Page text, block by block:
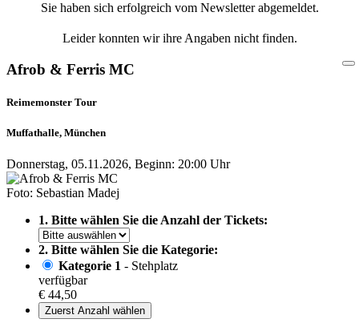
Sie haben sich erfolgreich vom Newsletter abgemeldet.
Leider konnten wir ihre Angaben nicht finden.
Afrob & Ferris MC
Reimemonster Tour
Muffathalle, München
Donnerstag, 05.11.2026, Beginn: 20:00 Uhr
Foto: Sebastian Madej
1. Bitte wählen Sie die Anzahl der Tickets:
2. Bitte wählen Sie die Kategorie:
Kategorie 1 - Stehplatz
verfügbar
€ 44,50
Zuerst Anzahl wählen